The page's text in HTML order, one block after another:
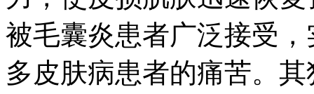
被毛囊炎患者广泛接受
多皮肤病患者的痛苦。